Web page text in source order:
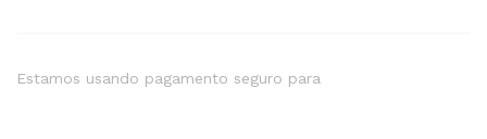
Estamos usando pagamento seguro para